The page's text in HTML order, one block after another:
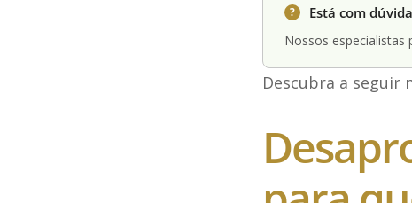
? Está com
Nossos especialistas
Descubra a seguir